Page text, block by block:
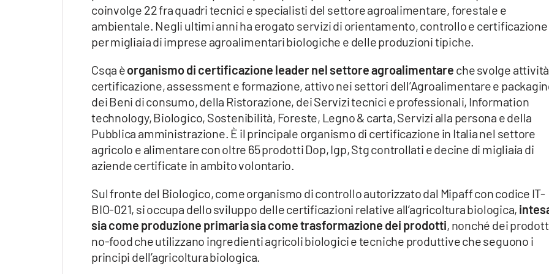
coinvolge 22 fra quadri tecnici e specialisti del settore agroalimentare, forestale e
ambientale. Negli ultimi anni ha erogato servizi di orientamento, controllo e certificazione
per migliaia di imprese agroalimentari biologiche e delle produzioni tipiche.
Csqa èorganismo di certificazione leader nel settore agroalimentare che svolge
certificazione, assessment e formazione, attivo nei settori dell’Agroalimentare e
dei Beni di consumo, della Ristorazione, dei Servizi tecnici e professionali, Information
technology, Biologico, Sostenibilità, Foreste, Legno & carta, Servizi alla persona e della
Pubblica amministrazione. È il principale organismo di certificazione in Italia nel settore
agricolo e alimentare con oltre 65 prodotti Dop, Igp, Stg controllati e decine di migliaia di
aziende certificate in ambito volontario.
Sul fronte del Biologico, come organismo di controllo autorizzato dal Mipaff con codice IT-
BIO-021, si occupa dello sviluppo delle certificazioni relative all’agricoltura biologica,
sia come produzione primaria sia come trasformazione dei prodotti, nonché dei
no-food che utilizzano ingredienti agricoli biologici e tecniche produttive che seguono i
principi dell’agricoltura biologica.